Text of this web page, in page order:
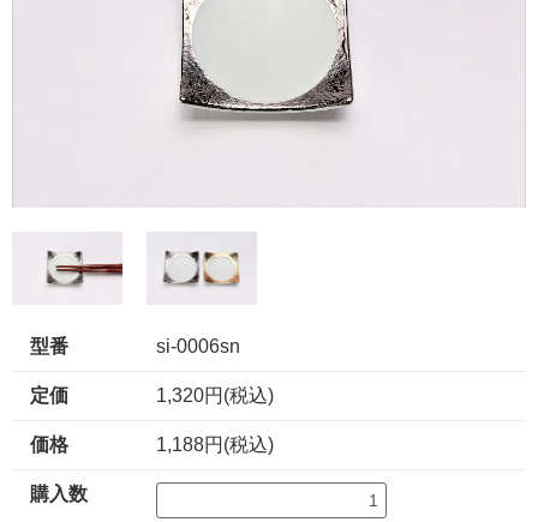
型番 si-0006sn
定価 1,320円(税込)
価格 1,188円(税込)
購入数